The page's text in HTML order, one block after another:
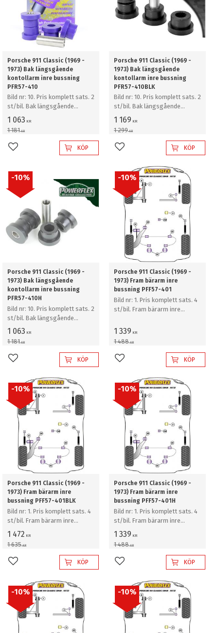
Porsche 911 Classic (1969 -
1973) Bak längsgående
kontollarm inre bussning
PFR57-410
Bild nr: 10. Pris komplett sats. 2
st/bil. Bak längsgående
kontollarm inre bussning
1 063 KR
1 181KR
Lägg till i favoriterKÖP
Porsche 911 Classic (1969 -
1973) Bak längsgående
kontollarm inre bussning
PFR57-410BLK
Bild nr: 10. Pris komplett sats. 2
st/bil. Bak längsgående
kontollarm inre bussning
1 169 KR
1 299KR
Lägg till i favoriterKÖP
Porsche 911 Classic (1969 -
1973) Bak längsgående
kontollarm inre bussning
PFR57-410H
Bild nr: 10. Pris komplett sats. 2
st/bil. Bak längsgående
kontollarm inre bussning
1 063 KR
1 181KR
10%
Lägg till i favoriterKÖP
Porsche 911 Classic (1969 -
1973) Fram bärarm inre
bussning PFF57-401
Bild nr: 1. Pris komplett sats. 4
st/bil. Fram bärarm inre
1 339 KR
1 488KR
10%
Lägg till i favoriterKÖP
Porsche 911 Classic (1969 -
1973) Fram bärarm inre
bussning PFF57-401BLK
Bild nr: 1. Pris komplett sats. 4
st/bil. Fram bärarm inre
bussning
1 472 KR
1 635KR
10%
Lägg till i favoriterKÖP
Porsche 911 Classic (1969 -
1973) Fram bärarm inre
bussning PFF57-401H
Bild nr: 1. Pris komplett sats. 4
st/bil. Fram bärarm inre
bussning
1 339 KR
1 488KR
10%
Lägg till i favoriterKÖP
10% 10%